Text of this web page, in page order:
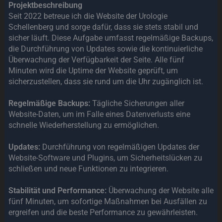
Projektbeschreibung
Seit 2022 betreue ich die Website der Urologie
Schellenberg und sorge dafür, dass sie stets stabil und
sicher läuft. Diese Aufgabe umfasst regelmäßige Backups,
die Durchführung von Updates sowie die kontinuierliche
Überwachung der Verfügbarkeit der Seite. Alle fünf
Minuten wird die Uptime der Website geprüft, um
sicherzustellen, dass sie rund um die Uhr zugänglich ist.
Regelmäßige Backups: Tägliche Sicherungen aller
Website-Daten, um im Falle eines Datenverlusts eine
schnelle Wiederherstellung zu ermöglichen.
Updates: Durchführung von regelmäßigen Updates der
Website-Software und Plugins, um Sicherheitslücken zu
schließen und neue Funktionen zu integrieren.
Stabilität und Performance: Überwachung der Website alle
fünf Minuten, um sofortige Maßnahmen bei Ausfällen zu
ergreifen und die beste Performance zu gewährleisten.